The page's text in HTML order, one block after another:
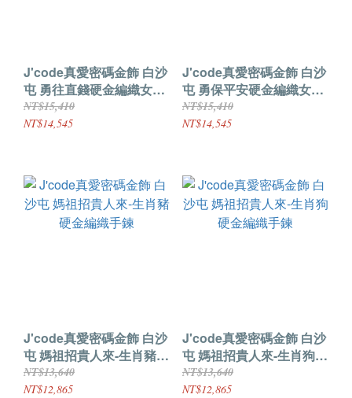
J'code真愛密碼金飾 白沙
屯 勇往直錢硬金編織女手
鍊
NT$15,410
NT$14,545
J'code真愛密碼金飾 白沙
屯 勇保平安硬金編織女手
鍊
NT$15,410
NT$14,545
J'code真愛密碼金飾 白沙
屯 媽祖招貴人來-生肖豬
硬金編織手鍊
NT$13,640
NT$12,865
J'code真愛密碼金飾 白沙
屯 媽祖招貴人來-生肖狗
硬金編織手鍊
NT$13,640
NT$12,865